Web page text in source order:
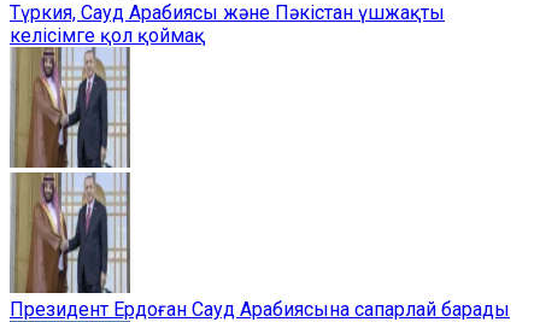
Түркия, Сауд Арабиясы және Пәкістан үшжақты
келісімге қол қоймақ
Президент Ердоған Сауд Арабиясына сапарлай барады